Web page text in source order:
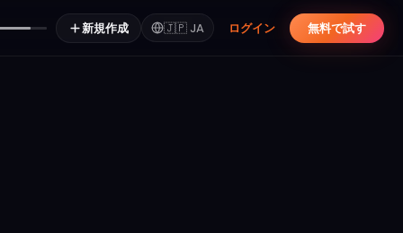
新規作成 🇯🇵 JA ログイン 無料で試す